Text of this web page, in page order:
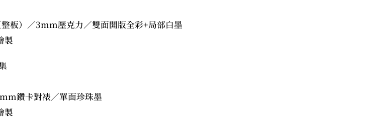
板）／3mm壓克力／雙面開版全彩+局部白墨
製
鑽卡對裱／單面珍珠墨
製